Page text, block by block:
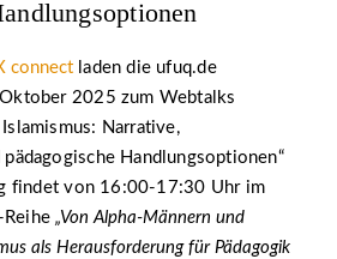
connectladen die ufuq.de
2025 zum Webtalks
Narrative,
Handlungsoptionen“
findet von 16:00-17:30 Uhr im
Reihe„Von Alpha-Männern und
als Herausforderung für Pädagogik